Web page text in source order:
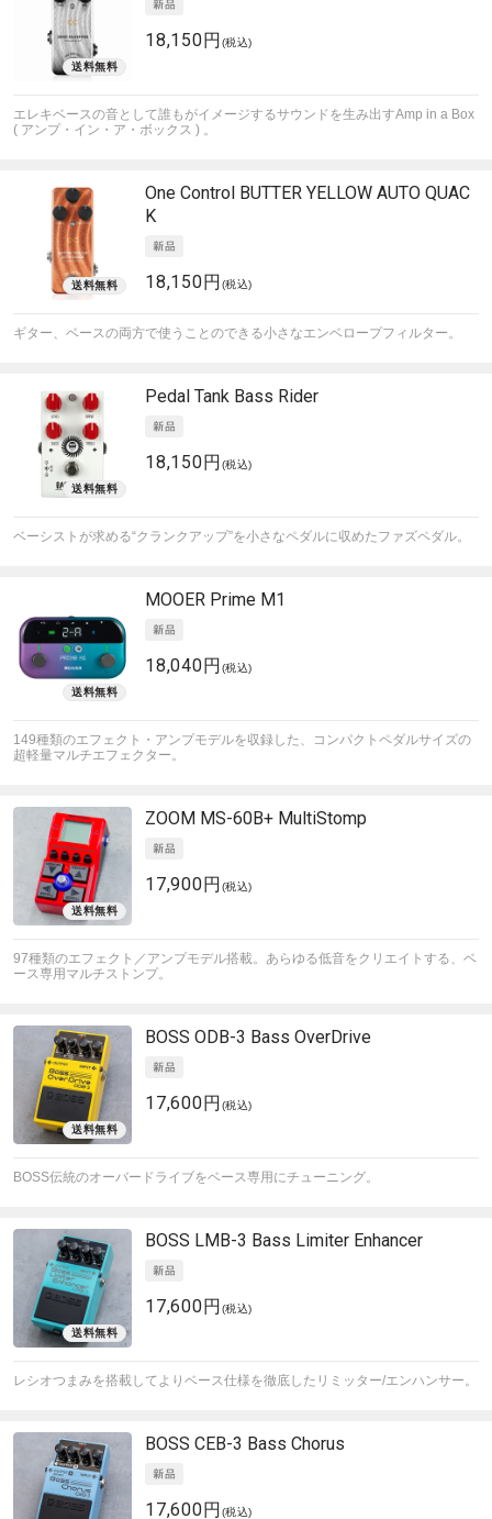
18,150円 (税込)
エレキベースの音として誰もがイメージするサウンドを生み出すAmp in a Box
( アンプ・イン・ア・ボックス ) 。
One Control BUTTER YELLOW AUTO QUAC
K
18,150円 (税込)
ギター、ベースの両方で使うことのできる小さなエンベロープフィルター。
Pedal Tank Bass Rider
18,150円 (税込)
ベーシストが求める“クランクアップ”を小さなペダルに収めたファズペダル。
MOOER Prime M1
18,040円 (税込)
149種類のエフェクト・アンプモデルを収録した、コンパクトペダルサイズの
超軽量マルチエフェクター。
ZOOM MS-60B+ MultiStomp
17,900円 (税込)
97種類のエフェクト／アンプモデル搭載。あらゆる低音をクリエイトする、ベ
ース専用マルチストンプ。
BOSS ODB-3 Bass OverDrive
17,600円 (税込)
BOSS伝統のオーバードライブをベース専用にチューニング。
BOSS LMB-3 Bass Limiter Enhancer
17,600円 (税込)
レシオつまみを搭載してよりベース仕様を徹底したリミッター/エンハンサー。
BOSS CEB-3 Bass Chorus
17,600円 (税込)